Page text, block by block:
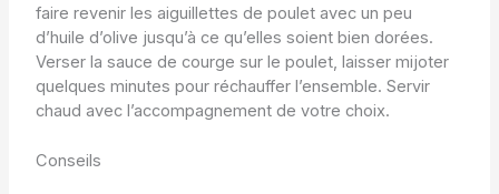
faire revenir les aiguillettes de poulet avec un peu
d’huile d’olive jusqu’à ce qu’elles soient bien dorées.
Verser la sauce de courge sur le poulet, laisser mijoter
quelques minutes pour réchauffer l’ensemble. Servir
chaud avec l’accompagnement de votre choix.
Conseils